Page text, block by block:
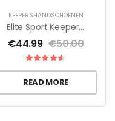
KEEPERSHANDSCHOENEN
Elite Sport Keepershandschoenen Vibora
€44.99 €50.00
READ MORE